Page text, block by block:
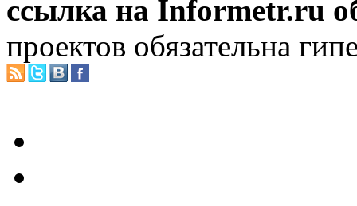
ссылка на Informetr.ru
проектов обязательна